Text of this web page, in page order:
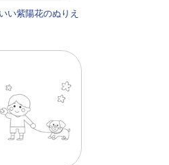
い紫陽花のぬりえ